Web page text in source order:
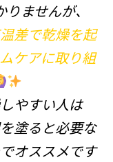
ませんが、
差で乾燥を起
ケアに取り組
やすい人は
塗ると必要な
オススメです